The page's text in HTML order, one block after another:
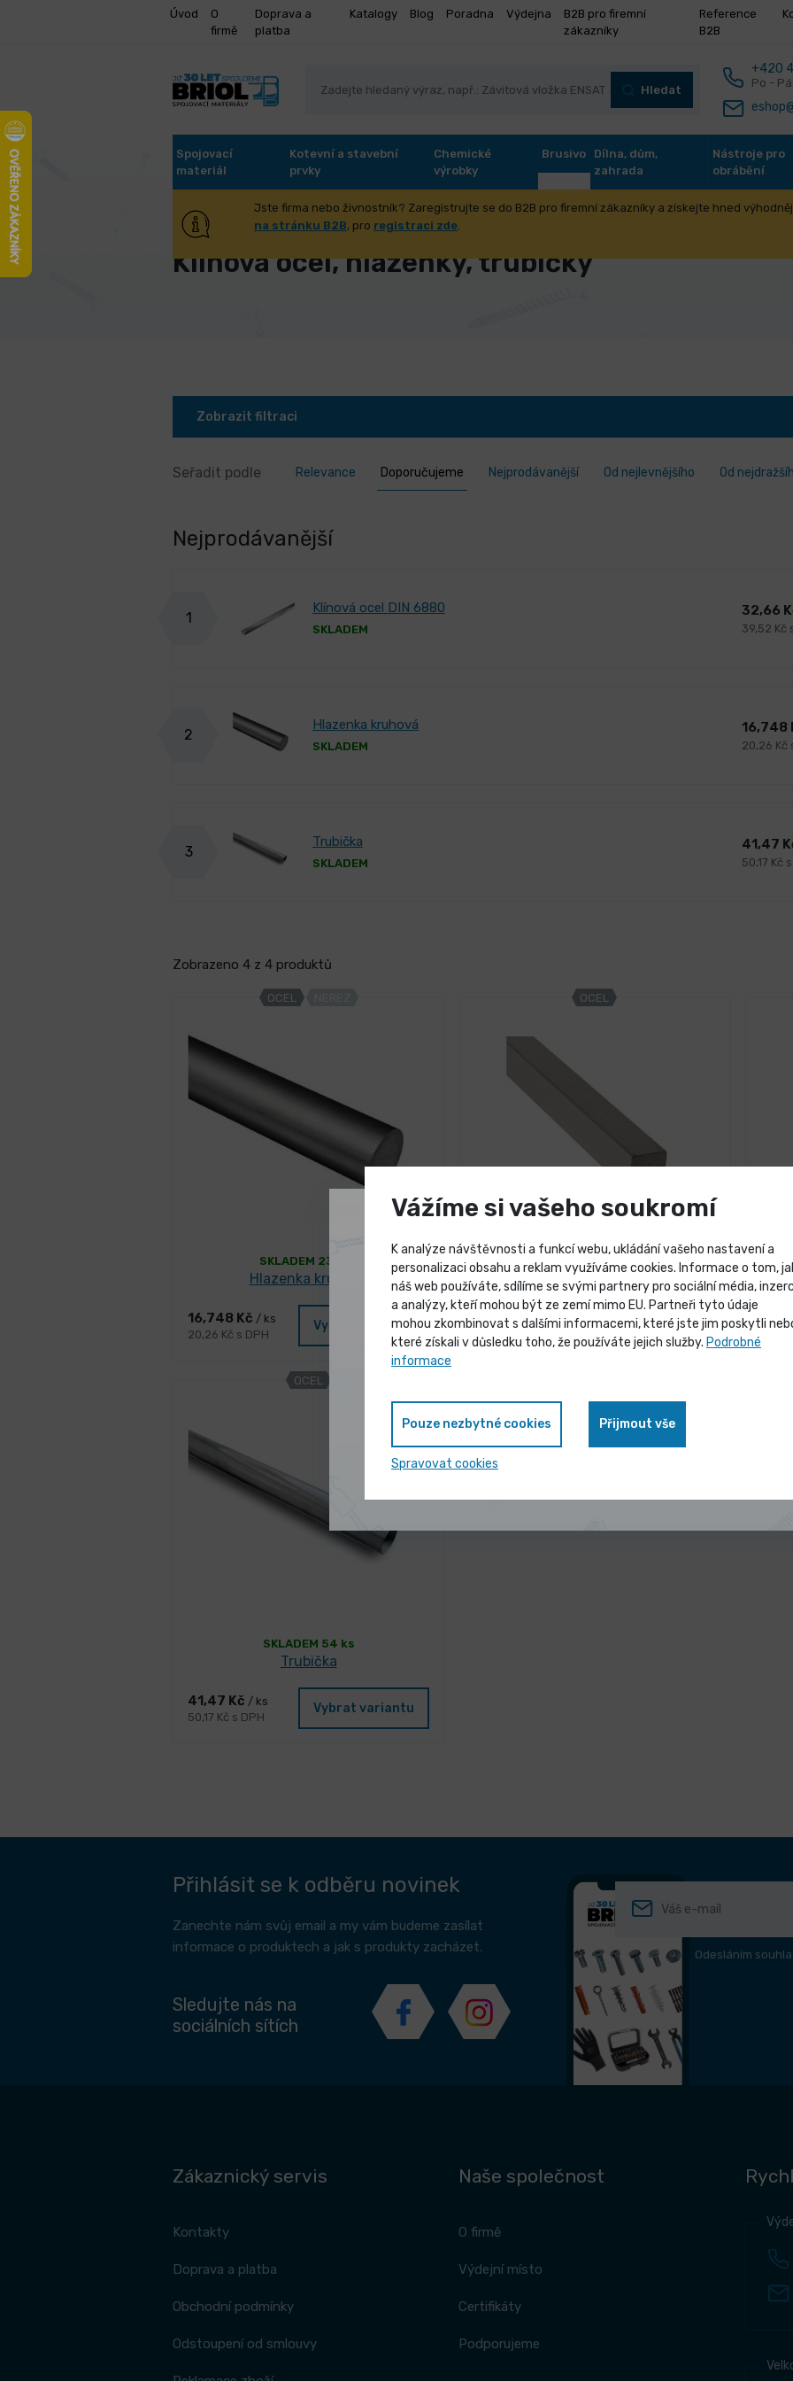
Úvod
O
firmě
Doprava a
platba
Katalogy Blog Poradna Výdejna
B2B pro firemní
zákazníky
Reference
B2B
Hledat
+420
Po -
Spojovací
materiál
Kotevní a stavební
prvky
Chemické
výrobky
Brusivo
Dílna, dům,
zahrada
Nástroje pro
obrábění
Jste firma nebo živnostník? Zaregistrujte se do B2B pro firemní zákazníky a získejte hned
na stránku B2B, pro registraci zde.
Úvod Spojovací materiál Klínová ocel, hlazenky, trubičky
Klínová ocel, hlazenky, trubičky
Zobrazit filtraci
Seřadit podle Relevance Doporučujeme Nejprodávanější Od nejlevnějšího Od
Nejprodávanější
1
Klínová ocel DIN 6880
SKLADEM
32,66
39,52 Kč
2
Hlazenka kruhová
SKLADEM
16,748
20,26 Kč
3
Trubička
SKLADEM
41,47
50,17 Kč
Zobrazeno 4 z 4 produktů
OCEL
SKLADEM 230 ks
Hlazenka kruhová
16,748 Kč / ks
20,26 Kč s DPH
Vybrat variantu
OCEL
SKLADEM 38 ks
Hlazenka čtvercová
71,52 Kč/ ks
86,54 Kč s DPH
Vybrat variantu
OCEL
SKLADEM 54 ks
Trubička
41,47 Kč / ks
50,17 Kč s DPH
Vybrat variantu
Přihlásit se k odběru novinek
Zanechte nám svůj email a my vám budeme zasílat
informace o produktech a jak s produkty zacházet.
Odesláním
Sledujte nás na
sociálních sítích
Zákaznický servis
Kontakty
Doprava a platba
Obchodní podmínky
Odstoupení od smlouvy
Naše společnost
O firmě
Výdejní místo
Certifikáty
Podporujeme
Vážíme si vašeho soukromí
K analýze návštěvnosti a funkcí webu, ukládání vašeho nastavení a
personalizaci obsahu a reklam využíváme cookies. Informace o tom,
náš web používáte, sdílíme se svými partnery pro sociální média,
a analýzy, kteří mohou být ze zemí mimo EU. Partneři tyto údaje
mohou zkombinovat s dalšími informacemi, které jste jim poskytli
které získali v důsledku toho, že používáte jejich služby. Podrobné
informace
Pouze nezbytné cookies Přijmout vše
Spravovat cookies
Výprodej skladových